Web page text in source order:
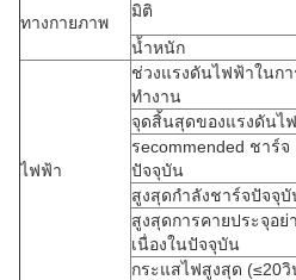
ทางกายภาพ
มิติ
น้ำหนัก
ไฟฟ้า
ช่วงแรงดันไฟฟ้าในกา
ทำงาน
จุดสิ้นสุดของแรงดันไ
รecommended ชาร์จ
ปัจจุบัน
สูงสุดกำลังชาร์จปัจจุบั
สูงสุดการคายประจุอย่
เนื่องในปัจจุบัน
กระแสไฟสูงสุด (≤20วิ